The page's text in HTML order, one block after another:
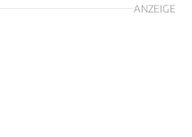
ANZEIGE